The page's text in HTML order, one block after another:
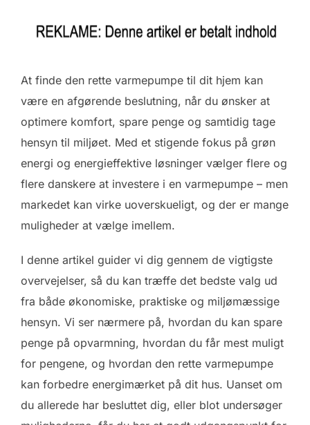
At finde den rette varmepumpe til dit hjem kan
være en afgørende beslutning, når du ønsker at
optimere komfort, spare penge og samtidig tage
hensyn til miljøet. Med et stigende fokus på grøn
energi og energieffektive løsninger vælger flere og
flere danskere at investere i en varmepumpe – men
markedet kan virke uoverskueligt, og der er mange
muligheder at vælge imellem.
I denne artikel guider vi dig gennem de vigtigste
overvejelser, så du kan træffe det bedste valg ud
fra både økonomiske, praktiske og miljømæssige
hensyn. Vi ser nærmere på, hvordan du kan spare
penge på opvarmning, hvordan du får mest muligt
for pengene, og hvordan den rette varmepumpe
kan forbedre energimærket på dit hus. Uanset om
du allerede har besluttet dig, eller blot undersøger